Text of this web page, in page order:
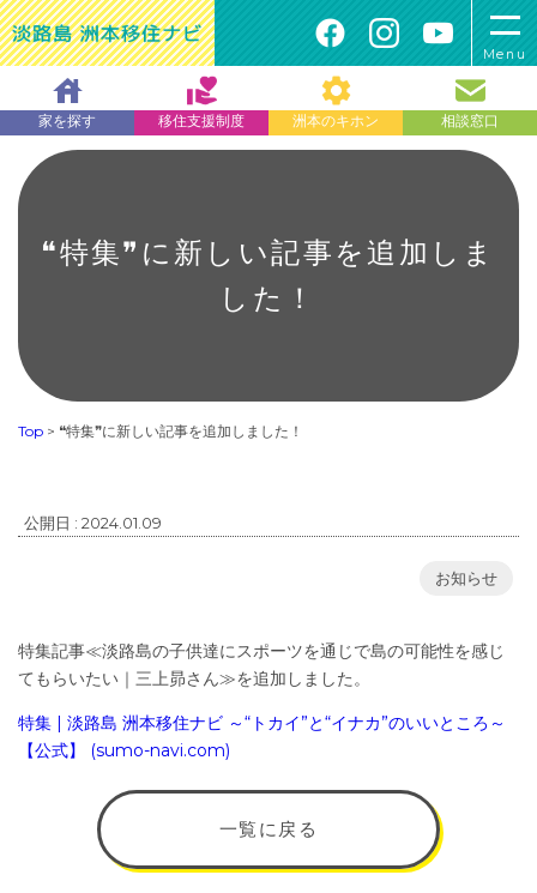
Menu
家を探す 移住支援制度 洲本のキホン 相談窓口
❝特集❞に新しい記事を追加しま
した！
Top > ❝特集❞に新しい記事を追加しました！
公開日 : 2024.01.09
お知らせ
特集記事≪淡路島の子供達にスポーツを通じで島の可能性を感じ
てもらいたい｜三上昴さん≫を追加しました。
特集 | 淡路島 洲本移住ナビ ～“トカイ”と“イナカ”のいいところ～
【公式】 (sumo-navi.com)
一覧に戻る